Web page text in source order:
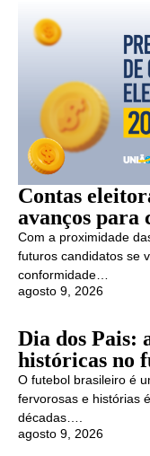
Contas
avanços para
Com a proximidade
futuros candidatos se
conformidade…
agosto 9, 2026
Dia dos Pais:
históricas no
O futebol brasileiro é
fervorosas e histórias
décadas….
agosto 9, 2026